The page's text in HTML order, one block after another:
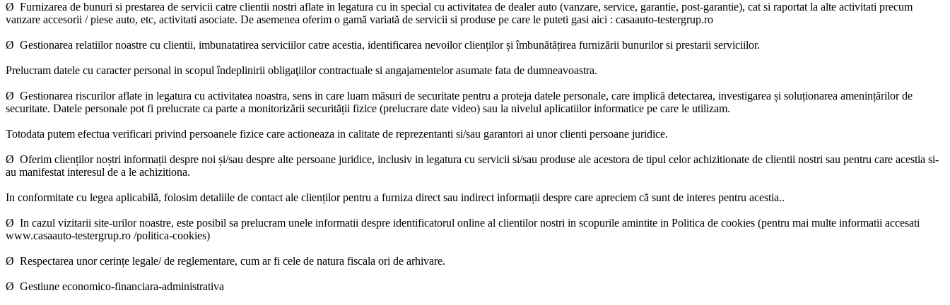
Ø Furnizarea de bunuri si prestarea de servicii catre clientii nostri aflate in legatura cu in special cu activitatea de dealer auto (vanzare, service, garantie, post-garantie), cat si raportat la alte activitati precum
vanzare accesorii / piese auto, etc, activitati asociate. De asemenea oferim o gamă variată de servicii si produse pe care le puteti gasi aici : casaauto-testergrup.ro
Ø Gestionarea relatiilor noastre cu clientii, imbunatatirea serviciilor catre acestia, identificarea nevoilor clienților și îmbunătățirea furnizării bunurilor si prestarii serviciilor.
Prelucram datele cu caracter personal in scopul îndeplinirii obligaţiilor contractuale si angajamentelor asumate fata de dumneavoastra.
Ø Gestionarea riscurilor aflate in legatura cu activitatea noastra, sens in care luam măsuri de securitate pentru a proteja datele personale, care implică detectarea, investigarea și soluționarea amenințărilor de
securitate. Datele personale pot fi prelucrate ca parte a monitorizării securității fizice (prelucrare date video) sau la nivelul aplicatiilor informatice pe care le utilizam.
Totodata putem efectua verificari privind persoanele fizice care actioneaza in calitate de reprezentanti si/sau garantori ai unor clienti persoane juridice.
Ø Oferim clienților noștri informații despre noi și/sau despre alte persoane juridice, inclusiv in legatura cu servicii si/sau produse ale acestora de tipul celor achizitionate de clientii nostri sau pentru care acestia si-
au manifestat interesul de a le achizitiona.
In conformitate cu legea aplicabilă, folosim detaliile de contact ale clienților pentru a furniza direct sau indirect informații despre care apreciem că sunt de interes pentru acestia..
Ø In cazul vizitarii site-urilor noastre, este posibil sa prelucram unele informatii despre identificatorul online al clientilor nostri in scopurile amintite in Politica de cookies (pentru mai multe informatii accesati
www.casaauto-testergrup.ro /politica-cookies)
Ø Respectarea unor cerințe legale/ de reglementare, cum ar fi cele de natura fiscala ori de arhivare.
Ø Gestiune economico-financiara-administrativa